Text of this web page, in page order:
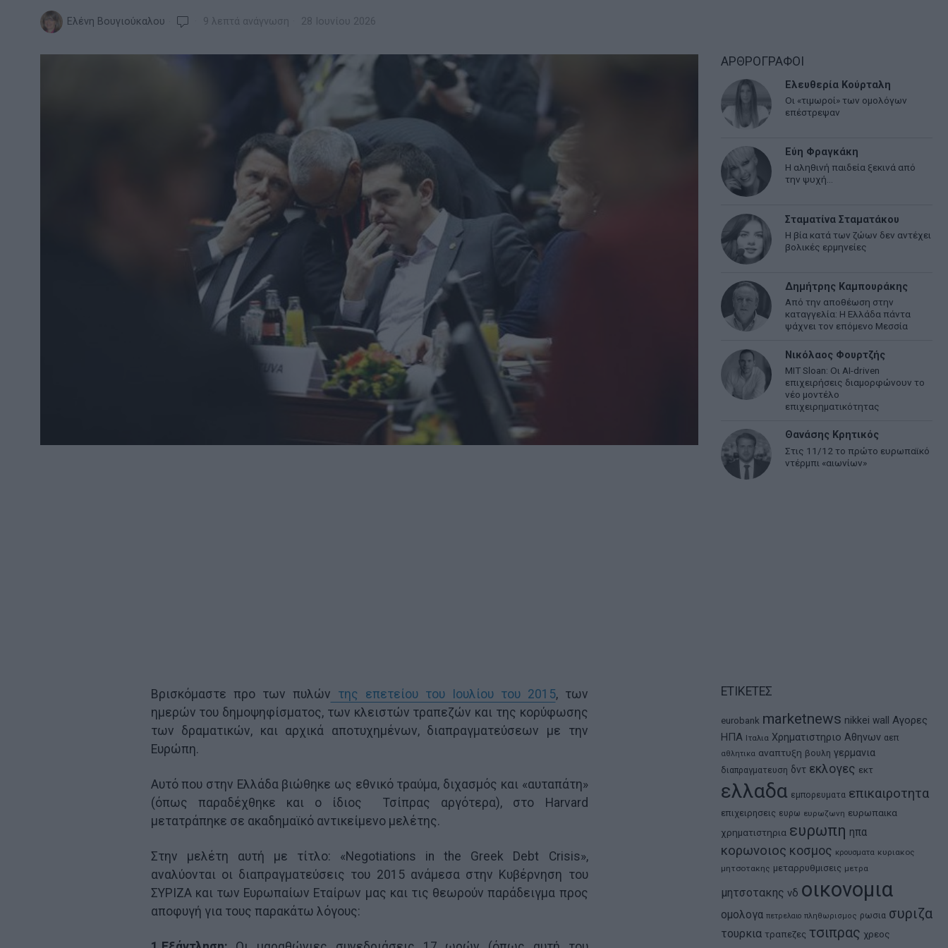
Ελένη Βουγιούκαλου 9 λεπτά ανάγνωση 28 Ιουνίου 2026
Βρισκόμαστε προ των πυλών της επετείου του Ιουλίου του 2015, των
ημερών του δημοψηφίσματος, των κλειστών τραπεζών και της κορύφωσης
των δραματικών, και αρχικά αποτυχημένων, διαπραγματεύσεων με την
Ευρώπη.
Αυτό που στην Ελλάδα βιώθηκε ως εθνικό τραύμα, διχασμός και «αυταπάτη»
(όπως παραδέχθηκε και ο ίδιος Τσίπρας αργότερα), στο Harvard
μετατράπηκε σε ακαδημαϊκό αντικείμενο μελέτης.
Στην μελέτη αυτή με τίτλο: «Negotiations in the Greek Debt Crisis»,
αναλύονται οι διαπραγματεύσεις του 2015 ανάμεσα στην Κυβέρνηση του
ΣΥΡΙΖΑ και των Ευρωπαίων Εταίρων μας και τις θεωρούν παράδειγμα προς
αποφυγή για τους παρακάτω λόγους:
ΑΡΘΡΟΓΡΑΦΟΙ
Ελευθερία Κούρταλη
Οι «τιμωροί» των ομολόγων
επέστρεψαν
Εύη Φραγκάκη
Η αληθινή παιδεία ξεκινά από
την ψυχή…
Σταματίνα Σταματάκου
Η βία κατά των ζώων δεν αντέχει
βολικές ερμηνείες
Δημήτρης Καμπουράκης
Από την αποθέωση στην
καταγγελία: Η Ελλάδα πάντα
ψάχνει τον επόμενο Μεσσία
Νικόλαος Φουρτζής
MIT Sloan: Οι AI-driven
επιχειρήσεις διαμορφώνουν το
νέο μοντέλο
επιχειρηματικότητας
Θανάσης Κρητικός
Στις 11/12 το πρώτο ευρωπαϊκό
ντέρμπι «αιωνίων»
ΕΤΙΚΕΤΕΣ
eurobank marketnews nikkei wall
Αγορες
ΗΠΑ Ιταλια Χρηματιστηριο Αθηνων αεπ
αθλητικα αναπτυξη βουλη γερμανια
διαπραγματευση δντ εκλογες εκτ
ελλαδα εμπορευματα επικαιροτητα
επιχειρησεις ευρω ευρωζωνη ευρωπαικα
χρηματιστηρια ευρωπη ηπα
κορωνοιος κοσμος κρουσματα κυριακος
μητσοτακης μεταρρυθμισεις μετρα
μητσοτακης νδ οικονομια
ομολογα πετρελαιο πληθωρισμος ρωσια συριζα
τουρκια τραπεζες τσιπρας χρεος